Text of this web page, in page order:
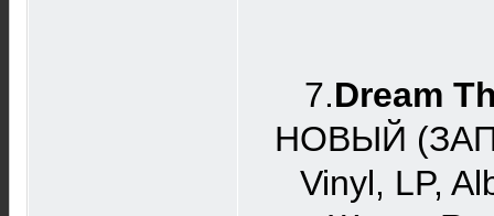
7.Dream
НОВЫЙ
Vinyl, LP,